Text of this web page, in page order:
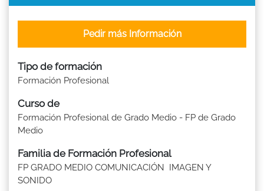
Tipo de formación
Formación Profesional
Curso de
Formación Profesional de Grado Medio - FP de Grado
Medio
Familia de Formación Profesional
FP GRADO MEDIO COMUNICACIÓN IMAGEN Y
SONIDO
Pedir más Información